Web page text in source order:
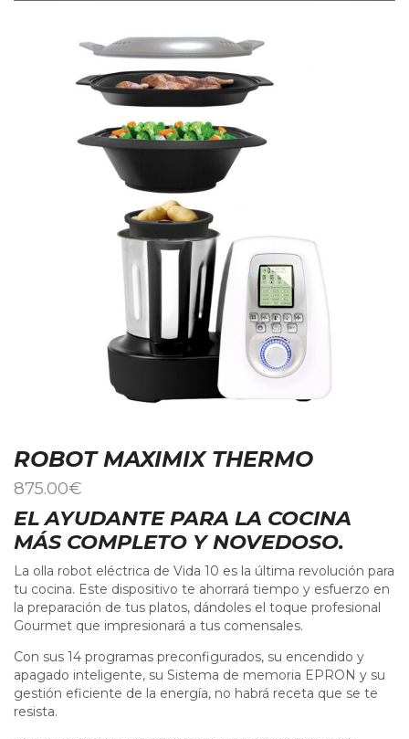
ROBOT MAXIMIX THERMO
875.00€
EL AYUDANTE PARA LA COCINA
MÁS COMPLETO Y NOVEDOSO.
La olla robot eléctrica de Vida 10 es la última revolución para
tu cocina. Este dispositivo te ahorrará tiempo y esfuerzo en
la preparación de tus platos, dándoles el toque profesional
Gourmet que impresionará a tus comensales.
Con sus 14 programas preconfigurados, su encendido y
apagado inteligente, su Sistema de memoria EPRON y su
gestión eficiente de la energía, no habrá receta que se te
resista.